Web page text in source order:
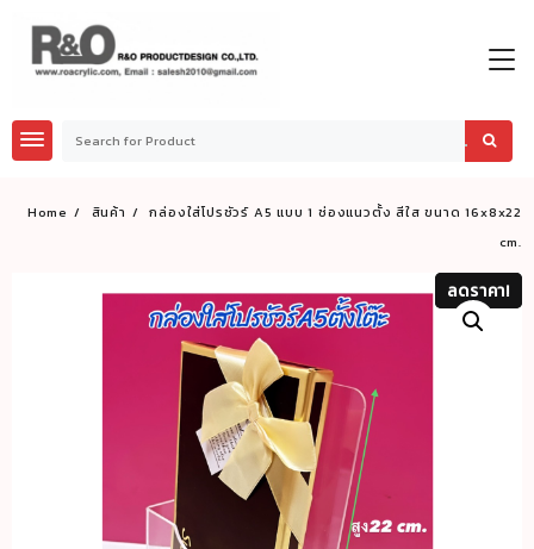
content
Home สินค้า
กล่องใส่โปรชัวร์ A5 แบบ 1 ช่องแนวตั้ง สีใส ขนาด 16x8x22
cm.
ลดราคา!
ลดราคา!